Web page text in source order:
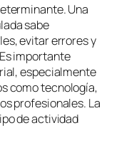
Una
sabe
evitar errores y
importante
especialmente
como tecnología,
profesionales. La
de actividad